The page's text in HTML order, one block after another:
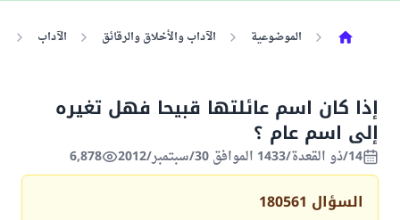
الموضوعية الآداب والأخلاق والرقائق الآداب
إذا كان اسم عائلتها قبيحا فهل تغيره
إلى اسم عام ؟
14/ذو القعدة/1433 الموافق 30/سبتمبر/2012 6,878
السؤال 180561